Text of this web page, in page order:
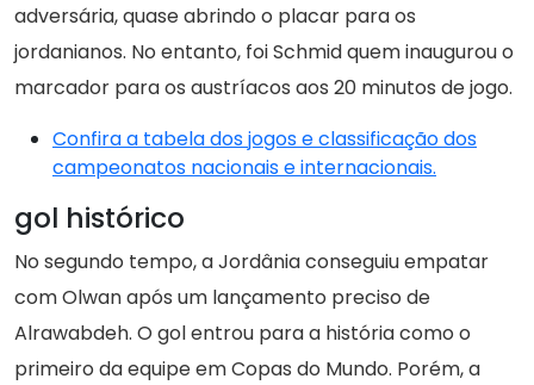
adversária, quase abrindo o placar para os
jordanianos. No entanto, foi Schmid quem inaugurou o
marcador para os austríacos aos 20 minutos de jogo.
Confira a tabela dos jogos e classificação dos
campeonatos nacionais e internacionais.
gol histórico
No segundo tempo, a Jordânia conseguiu empatar
com Olwan após um lançamento preciso de
Alrawabdeh. O gol entrou para a história como o
primeiro da equipe em Copas do Mundo. Porém, a